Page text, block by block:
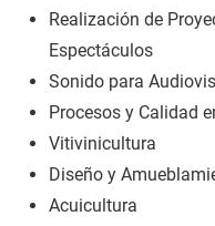
Realización de
Espectáculos
Sonido para
Procesos y Calidad
Vitivinicultura
Diseño y
Acuicultura